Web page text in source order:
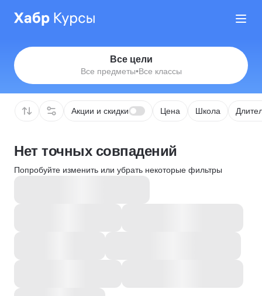
Все цели
Все предметы•Все классы
Акции и скидки Цена Школа
Нет точных совпадений
Попробуйте изменить или убрать некоторые фильтры